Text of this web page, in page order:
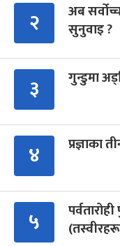
२
अब
सुनुवाइ ?
३ गुन्डुमा
४ प्रज्ञाका
५